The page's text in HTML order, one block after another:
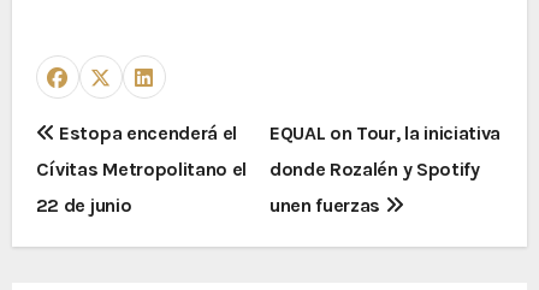
Estopa encenderá el
Cívitas Metropolitano el
22 de junio
EQUAL on Tour, la iniciativa
donde Rozalén y Spotify
unen fuerzas